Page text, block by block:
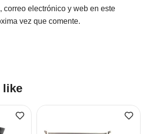
correo electrónico y web en este
vez que comente.
like